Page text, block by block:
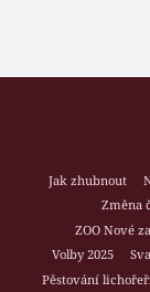
Jak zhubnout
Změna
ZOO Nové
Volby 2025
Pěstování